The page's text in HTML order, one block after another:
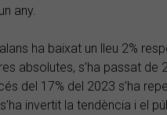
any.
ha baixat un lleu 2%
absolutes, s’ha passat de
del 17% del 2023 s’ha
invertit la tendència i el